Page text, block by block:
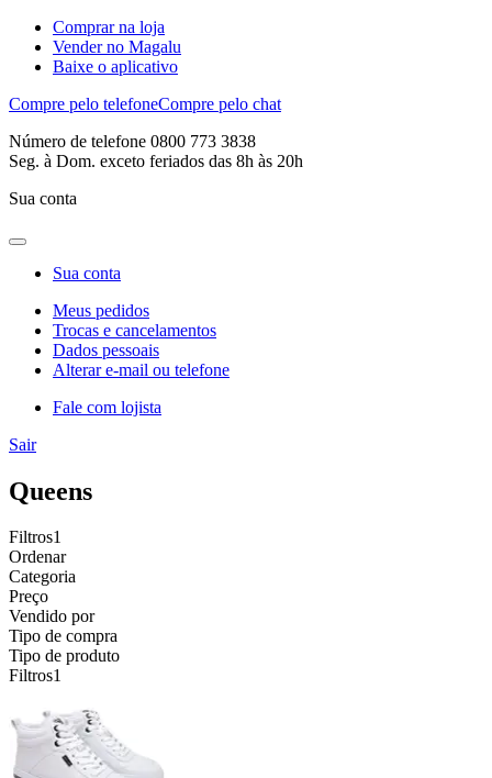
Comprar na loja
Vender no Magalu
Baixe o aplicativo
Compre pelo telefoneCompre pelo chat
Número de telefone 0800 773 3838
Seg. à Dom. exceto feriados das 8h às 20h
Sua conta
Sua conta
Meus pedidos
Trocas e cancelamentos
Dados pessoais
Alterar e-mail ou telefone
Fale com lojista
Sair
Queens
Filtros1
Ordenar
Categoria
Preço
Vendido por
Tipo de compra
Tipo de produto
Filtros1